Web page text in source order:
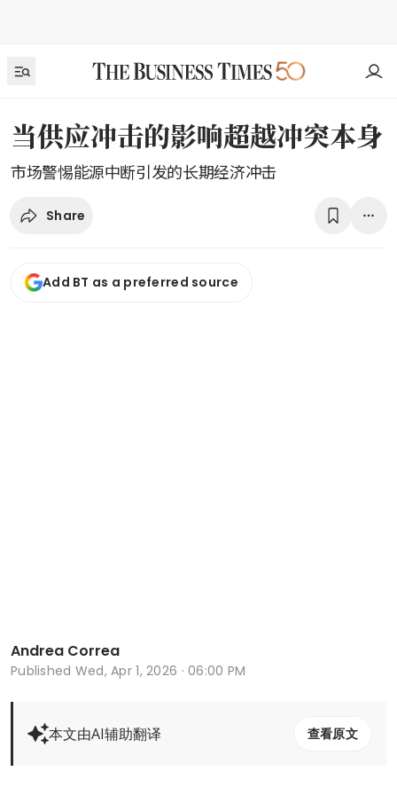
当供应冲击的影响超越冲突本身
市场警惕能源中断引发的长期经济冲击
Share
Add BT as a preferred source
Andrea Correa
Published Wed, Apr 1, 2026 · 06:00 PM
本文由AI辅助翻译 查看原文